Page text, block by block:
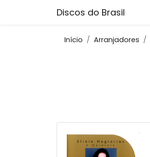
Discos do Brasil
Início Arranjadores